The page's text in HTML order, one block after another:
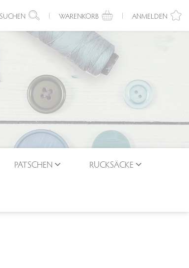
SUCHEN WARENKORB ANMELDEN
PATSCHEN RUCKSÄCKE